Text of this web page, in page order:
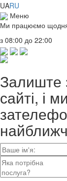
UARU
Меню
Ми працюємо
з 08:00 до 22:00
Залиште
сайті, і ми